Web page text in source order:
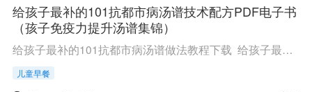
给孩子最补的101抗都市病汤谱技术配方PDF电子书
（孩子免疫力提升汤谱集锦）
给孩子最补的101抗都市病汤谱做法教程下载 给孩子最补的101抗都市病汤谱技术配方教程 链接 点此进入百度网盘下载 ...
儿童早餐